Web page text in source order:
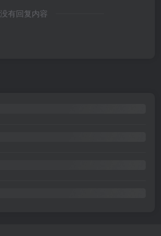
没有回复内容